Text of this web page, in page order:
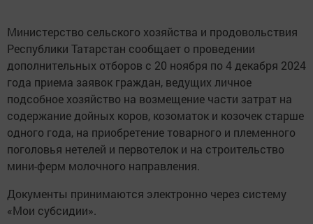
Министерство сельского хозяйства и продовольствия
Республики Татарстан сообщает о проведении
дополнительных отборов с 20 ноября по 4 декабря 2024
года приема заявок граждан, ведущих личное
подсобное хозяйство на возмещение части затрат на
содержание дойных коров, козоматок и козочек старше
одного года, на приобретение товарного и племенного
поголовья нетелей и первотелок и на строительство
мини-ферм молочного направления.
Документы принимаются электронно через систему
«Мои субсидии».